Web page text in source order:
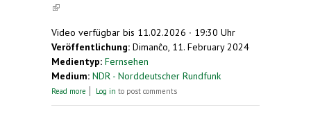
(link is external)
Video verfügbar bis 11.02.2026 ∙ 19:30 Uhr
Veröffentlichung: Dimanĉo, 11. February 2024
Medientyp: Fernsehen
Medium: NDR - Norddeutscher Rundfunk
Read more about Über Esperanto im Nordmagazin, NDR
Log in to post comments